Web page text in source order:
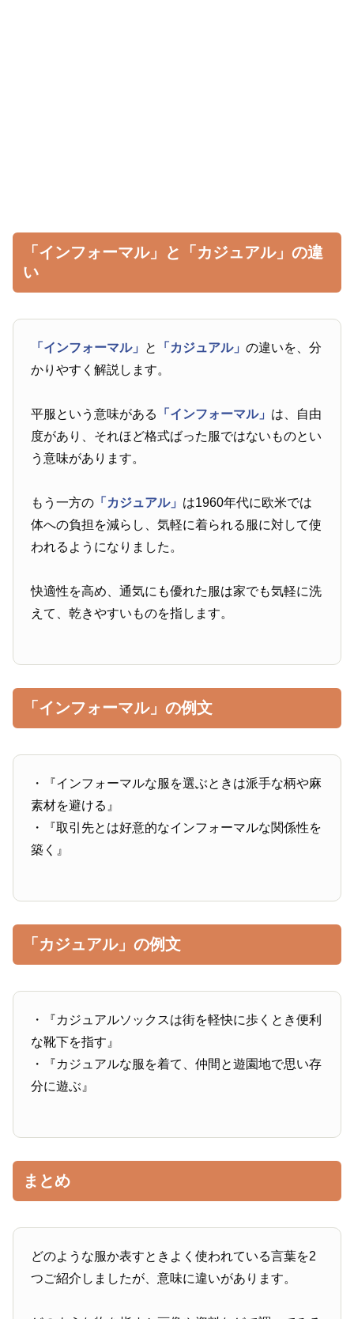
「インフォーマル」と「カジュアル」の違
い
「インフォーマル」 と 「カジュアル」の違いを、分
かりやすく解説します。
平服という意味がある 「インフォーマル」 は、自由
度があり、それほど格式ばった服ではないものとい
う意味があります。
もう一方の 「カジュアル」 は1960年代に欧米では
体への負担を減らし、気軽に着られる服に対して使
われるようになりました。
快適性を高め、通気にも優れた服は家でも気軽に洗
えて、乾きやすいものを指します。
「インフォーマル」の例文
・『インフォーマルな服を選ぶときは派手な柄や麻
素材を避ける』
・『取引先とは好意的なインフォーマルな関係性を
築く』
「カジュアル」の例文
・『カジュアルソックスは街を軽快に歩くとき便利
な靴下を指す』
・『カジュアルな服を着て、仲間と遊園地で思い存
分に遊ぶ』
まとめ
どのような服か表すときよく使われている言葉を2
つご紹介しましたが、意味に違いがあります。